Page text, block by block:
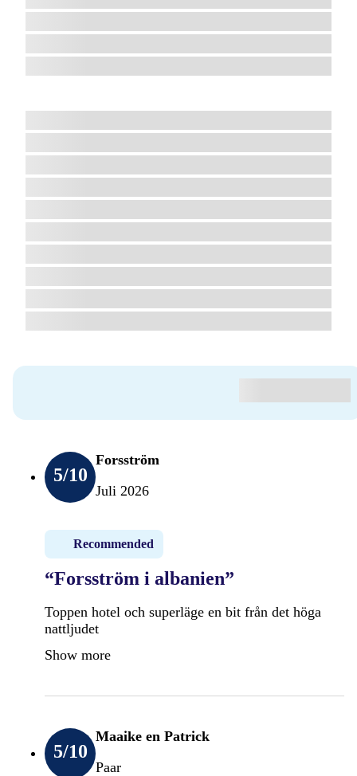
5/10
Forsström
Juli 2026
Recommended
“Forsström i albanien”
Toppen hotel och superläge en bit från det höga
nattljudet
Show more
5/10
Maaike en Patrick
Paar